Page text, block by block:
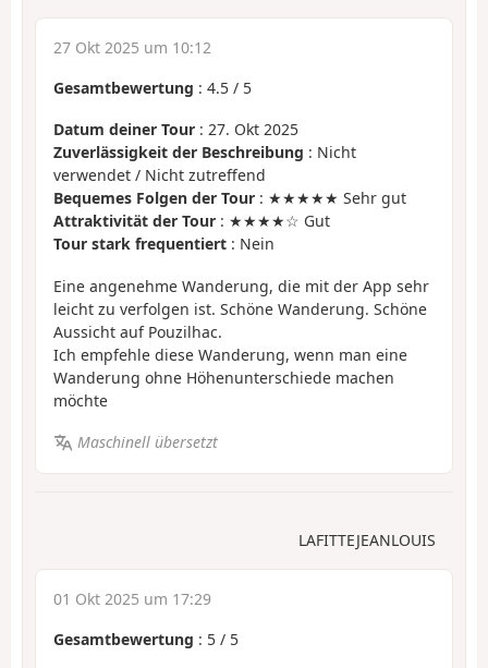
27 Okt 2025 um 10:12
Gesamtbewertung : 4.5 / 5
Datum deiner Tour : 27. Okt 2025
Zuverlässigkeit der Beschreibung : Nicht
verwendet / Nicht zutreffend
Bequemes Folgen der Tour : ★★★★★ Sehr gut
Attraktivität der Tour : ★★★★☆ Gut
Tour stark frequentiert : Nein
Eine angenehme Wanderung, die mit der App sehr
leicht zu verfolgen ist. Schöne Wanderung. Schöne
Aussicht auf Pouzilhac.
Ich empfehle diese Wanderung, wenn man eine
Wanderung ohne Höhenunterschiede machen
möchte
Maschinell übersetzt
LAFITTEJEANLOUIS
01 Okt 2025 um 17:29
Gesamtbewertung : 5 / 5